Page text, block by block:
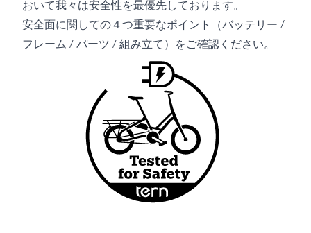
おいて我々は安全性を最優先しております。
安全面に関しての４つ重要なポイント（バッテリー /
フレーム / パーツ / 組み立て）をご確認ください。